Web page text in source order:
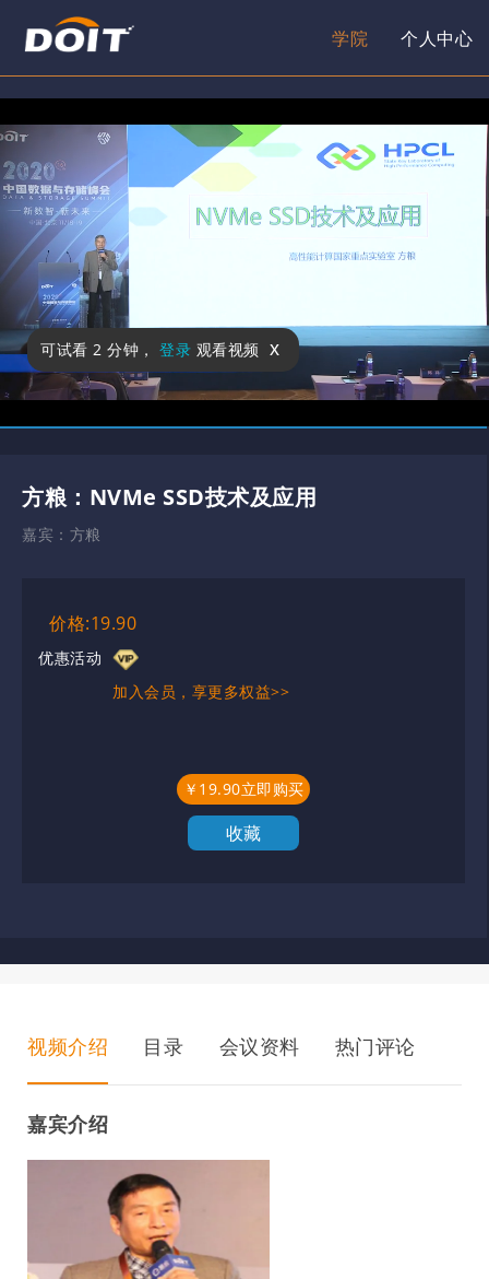
学院 个人中心
可试看 2 分钟 ， 登录 观看视频 x
方粮：NVMe SSD技术及应用
嘉宾： 方粮
价格:19.90
优惠活动
加入会员，享更多权益>>
￥19.90立即购买
收藏
视频介绍 目录 会议资料 热门评论
嘉宾介绍